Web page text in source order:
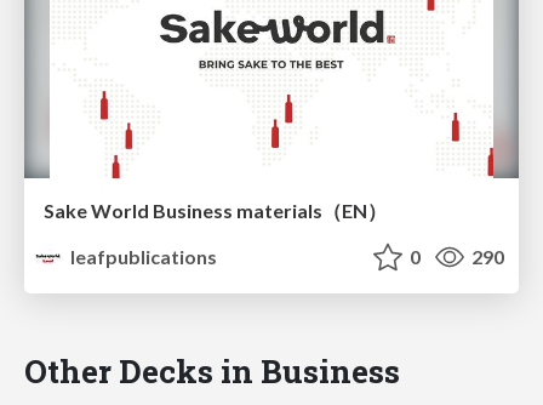
Sake World Business materials（EN）
leafpublications
0 290
Other Decks in Business